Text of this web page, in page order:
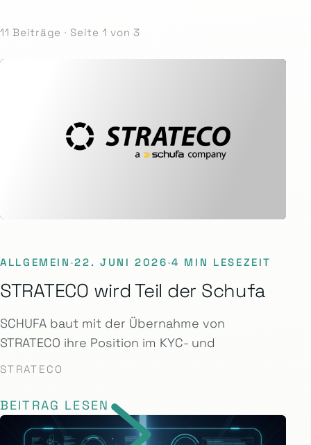
11 Beiträge · Seite 1 von 3
ALLGEMEIN ·22. JUNI 2026·4 MIN LESEZEIT
STRATECO wird Teil der Schufa
SCHUFA baut mit der Übernahme von
STRATECO ihre Position im KYC- und
STRATECO
BEITRAG LESEN